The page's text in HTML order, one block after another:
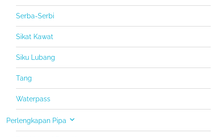
Serba-Serbi
Sikat Kawat
Siku Lubang
Tang
Waterpass
Perlengkapan Pipa